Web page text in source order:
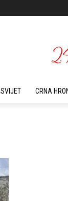
SVIJET CRNA